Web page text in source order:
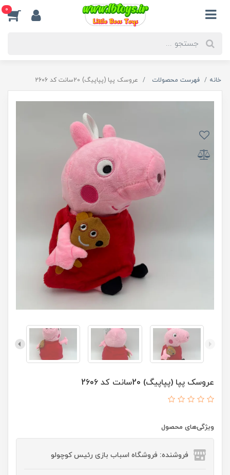
0
خانه فهرست محصولات عروسک پپا (پپاپیگ) 20سانت کد 2606
عروسک پپا (پپاپیگ) 20سانت کد 2606
ویژگی‌های محصول
فروشنده: فروشگاه اسباب بازی رئیس کوچولو